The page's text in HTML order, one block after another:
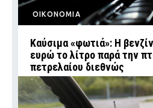
ΟΙΚΟΝΟΜΙΑ
Καύσιμα «φωτιά»: Η
ευρώ το λίτρο παρά την
πετρελαίου διεθνώς